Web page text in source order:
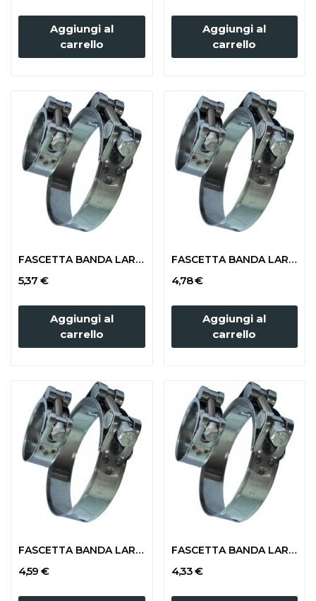
Aggiungi al
carrello
Aggiungi al
carrello
FASCETTA BANDA LARGA mm 214-226 (TUBO 200x222)
5,37 €
Aggiungi al
carrello
FASCETTA BANDA LARGA mm 175-187 (TUBO 150x185)
4,78 €
Aggiungi al
carrello
FASCETTA BANDA LARGA mm 162-174 (TUBO 150x165)
4,59 €
FASCETTA BANDA LARGA mm 140-148 (TUBO 120x140)
4,33 €